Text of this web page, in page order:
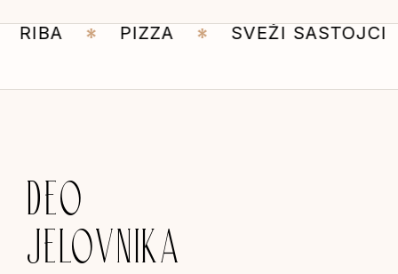
RIBA PIZZA SVEŽI SASTOJCI
DEO
JELOVNIKA